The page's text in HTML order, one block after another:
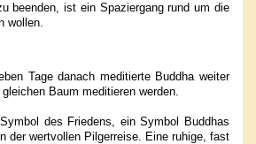
beenden, ist ein Spaziergang rund um die
wollen.
Tage danach meditierte Buddha weiter
Baum meditieren werden.
des Friedens, ein Symbol Buddhas
der wertvollen Pilgerreise. Eine ruhige, fast